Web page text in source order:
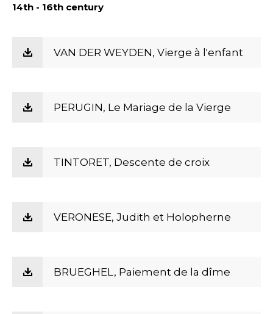
14th - 16th century
VAN DER WEYDEN, Vierge à l'enfant
PERUGIN, Le Mariage de la Vierge
TINTORET, Descente de croix
VERONESE, Judith et Holopherne
BRUEGHEL, Paiement de la dîme